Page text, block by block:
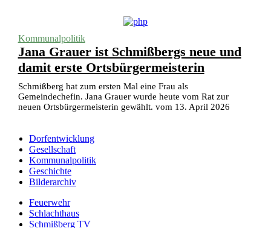
Kommunalpolitik
Jana Grauer ist Schmißbergs neue und
damit erste Ortsbürgermeisterin
Schmißberg hat zum ersten Mal eine Frau als
Gemeindechefin. Jana Grauer wurde heute vom Rat zur
neuen Ortsbürgermeisterin gewählt. vom 13. April 2026
Dorfentwicklung
Gesellschaft
Kommunalpolitik
Geschichte
Bilderarchiv
Feuerwehr
Schlachthaus
Schmißberg TV